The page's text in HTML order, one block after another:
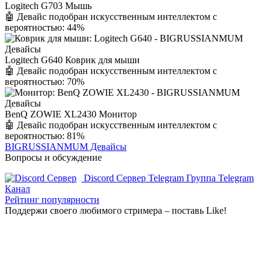
Logitech G703 Мышь
🤖 Девайс подобран искусственным интеллектом с
вероятностью: 44%
Logitech G640 Коврик для мыши
🤖 Девайс подобран искусственным интеллектом с
вероятностью: 70%
BenQ ZOWIE XL2430 Монитор
🤖 Девайс подобран искусственным интеллектом с
вероятностью: 81%
BIGRUSSIANMUM Девайсы
Вопросы и обсуждение
Discord Сервер Telegram Группа Telegram
Канал
Рейтинг популярности
Поддержи своего любимого стримера – поставь Like!